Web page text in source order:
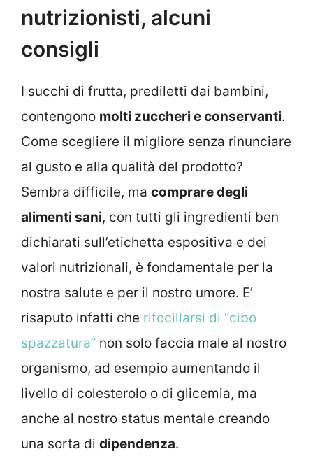
nutrizionisti, alcuni
consigli
I succhi di frutta, prediletti dai bambini,
contengono molti zuccheri e conservanti.
Come scegliere il migliore senza rinunciare
al gusto e alla qualità del prodotto?
Sembra difficile, ma comprare degli
alimenti sani, con tutti gli ingredienti ben
dichiarati sull’etichetta espositiva e dei
valori nutrizionali, è fondamentale per la
nostra salute e per il nostro umore. E’
risaputo infatti che rifocillarsi di “cibo
spazzatura” non solo faccia male al nostro
organismo, ad esempio aumentando il
livello di colesterolo o di glicemia, ma
anche al nostro status mentale creando
una sorta di dipendenza.